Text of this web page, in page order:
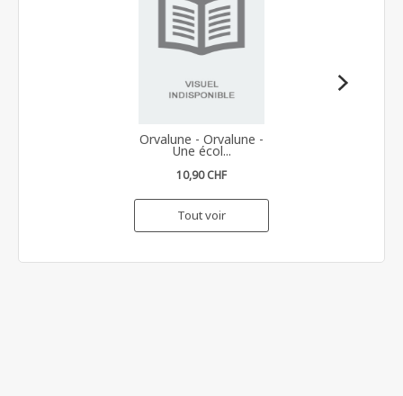
Orvalune - Orvalune -
Une écol...
10,90 CHF
Tout voir